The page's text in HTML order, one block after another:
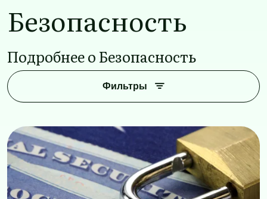
Безопасность
Подробнее о Безопасность
Фильтры
Image